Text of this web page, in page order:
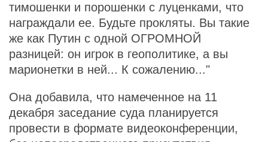
тимошенки и порошенки с луценками, что
награждали ее. Будьте прокляты. Вы такие
же как Путин с одной ОГРОМНОЙ
разницей: он игрок в геополитике, а вы
марионетки в ней... К сожалению..."
Она добавила, что намеченное на 11
декабря заседание суда планируется
провести в формате видеоконференции,